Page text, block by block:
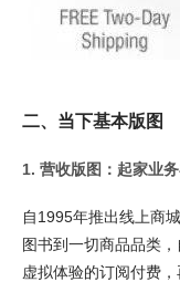
二、当下基本版图
1. 营收版图：起家业
自1995年推出线上商
图书到一切商品品类
虚拟体验的订阅付费，